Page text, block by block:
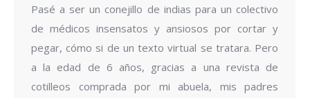
Pasé a ser un conejillo de indias para un colectivo
de médicos insensatos y ansiosos por cortar y
pegar, cómo si de un texto virtual se tratara. Pero
a la edad de 6 años, gracias a una revista de
cotilleos comprada por mi abuela, mis padres